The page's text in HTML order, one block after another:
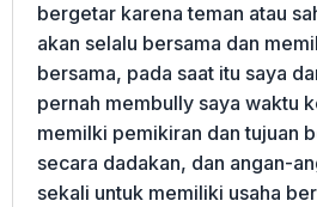
bergetar karena teman atau
akan selalu bersama dan
bersama, pada saat itu saya
pernah membully saya waktu
memilki pemikiran dan tujuan
secara dadakan, dan angan-
sekali untuk memiliki usaha